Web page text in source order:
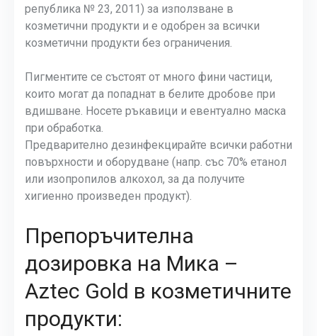
република № 23, 2011) за използване в
козметични продукти и е одобрен за всички
козметични продукти без ограничения.
Пигментите се състоят от много фини частици,
които могат да попаднат в белите дробове при
вдишване. Носете ръкавици и евентуално маска
при обработка.
Предварително дезинфекцирайте всички работни
повърхности и оборудване (напр. със 70% етанол
или изопропилов алкохол, за да получите
хигиенно произведен продукт).
Препоръчителна
дозировка на Мика –
Aztec Gold в козметичните
продукти: